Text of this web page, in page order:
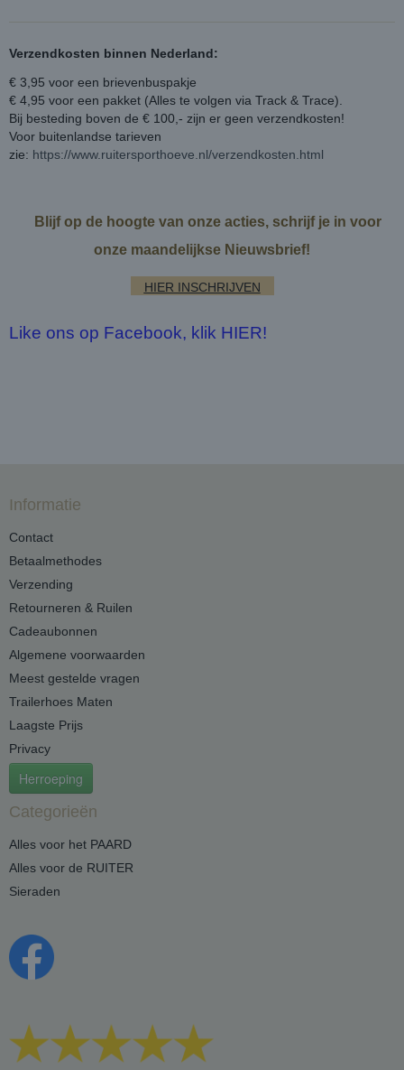
Verzendkosten binnen Nederland:
€ 3,95 voor een brievenbuspakje
€ 4,95 voor een pakket (Alles te volgen via Track & Trace).
Bij besteding boven de € 100,- zijn er geen verzendkosten!
Voor buitenlandse tarieven
zie: https://www.ruitersporthoeve.nl/verzendkosten.html
Blijf op de hoogte van onze acties, schrijf je in voor
onze maandelijkse Nieuwsbrief!
HIER INSCHRIJVEN
Like ons op Facebook, klik HIER!
Informatie
Contact
Betaalmethodes
Verzending
Retourneren & Ruilen
Cadeaubonnen
Algemene voorwaarden
Meest gestelde vragen
Trailerhoes Maten
Laagste Prijs
Privacy
Herroeping
Categorieën
Alles voor het PAARD
Alles voor de RUITER
Sieraden